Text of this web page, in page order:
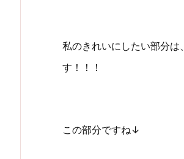
私のきれいにしたい部分は、
す！！！
この部分ですね↓